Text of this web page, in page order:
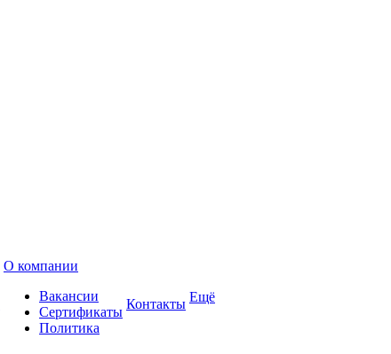
О компании
Вакансии
Сертификаты
Политика
Контакты Ещё